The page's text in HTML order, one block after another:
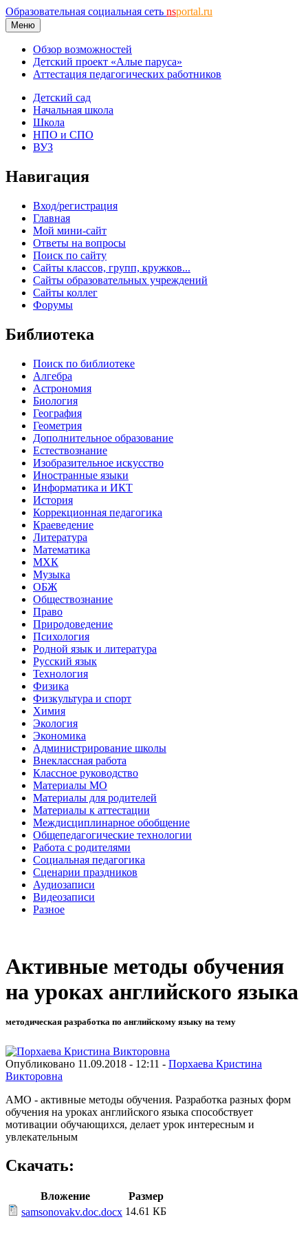
Образовательная социальная сеть nsportal.ru
Меню
Обзор возможностей
Детский проект «Алые паруса»
Аттестация педагогических работников
Детский сад
Начальная школа
Школа
НПО и СПО
ВУЗ
Навигация
Вход/регистрация
Главная
Мой мини-сайт
Ответы на вопросы
Поиск по сайту
Сайты классов, групп, кружков...
Сайты образовательных учреждений
Сайты коллег
Форумы
Библиотека
Поиск по библиотеке
Алгебра
Астрономия
Биология
География
Геометрия
Дополнительное образование
Естествознание
Изобразительное искусство
Иностранные языки
Информатика и ИКТ
История
Коррекционная педагогика
Краеведение
Литература
Математика
МХК
Музыка
ОБЖ
Обществознание
Право
Природоведение
Психология
Родной язык и литература
Русский язык
Технология
Физика
Физкультура и спорт
Химия
Экология
Экономика
Администрирование школы
Внеклассная работа
Классное руководство
Материалы МО
Материалы для родителей
Материалы к аттестации
Междисциплинарное обобщение
Общепедагогические технологии
Работа с родителями
Социальная педагогика
Сценарии праздников
Аудиозаписи
Видеозаписи
Разное
Активные методы обучения
на уроках английского языка
методическая разработка по английскому языку на тему
Опубликовано 11.09.2018 - 12:11 - Порхаева Кристина
Викторовна
АМО - активные методы обучения. Разработка разных форм
обучения на уроках английского языка способствует
мотивации обучающихся, делает урок интересным и
увлекательным
Скачать:
Вложение
Размер
samsonovakv.doc.docx 14.61 КБ